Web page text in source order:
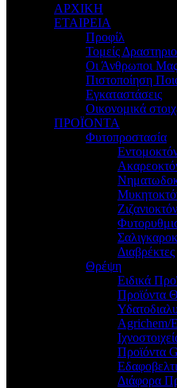
ΑΡΧΙΚΗ
ΕΤΑΙΡΕΙΑ
Προφίλ
Τομείς
Οι Άνθρωποι Μας
Πιστοποίηση
Εγκαταστάσεις
Οικονομικά
ΠΡΟΪΟΝΤΑ
Φυτοπροστασία
Διαβρέκτες
Θρέψη
Ειδικά
Προϊόντα
Agrichem/
Προϊόντα
Διάφορα